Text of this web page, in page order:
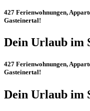
427 Ferienwohnungen,
Gasteinertal!
Dein Urlaub im
427 Ferienwohnungen,
Gasteinertal!
Dein Urlaub im